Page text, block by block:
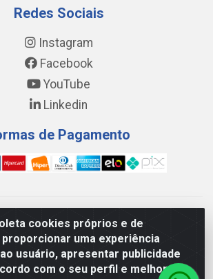
cookies próprios e de
uma experiência
usuário, apresentar publicidade
com o seu perfil e melhorar a
Redes Sociais
Instagram
Facebook
YouTube
Linkedin
de Pagamento
COMÉRCIO E LOGÍSTICA DE MATERIAL
LTDA - AV. DA INTEGRAÇÃO, 790 -
CAUCAIA/CE - CEP 61.604-505 - CNPJ
17.523.384/0001-20